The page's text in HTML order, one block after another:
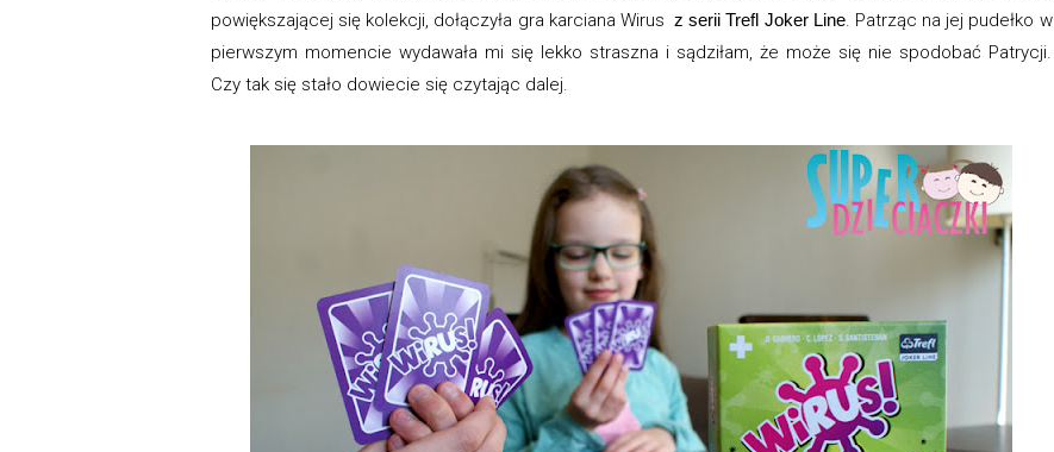
powiększającej się kolekcji, dołączyła gra karciana Wirusz serii Trefl Joker Line. Patrząc na jej pudełko w
pierwszym momencie wydawała mi się lekko straszna i sądziłam, że może się nie spodobać Patrycji.
Czy tak się stało dowiecie się czytając dalej.